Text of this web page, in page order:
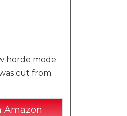
horde mode
cut from
Amazon